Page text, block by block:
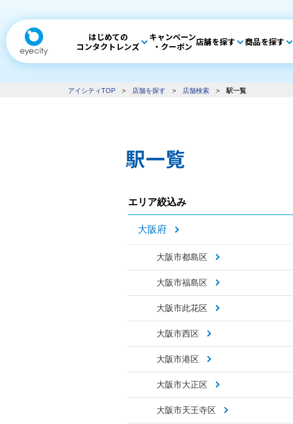
はじめての
コンタクトレンズ
キャンペーン
・クーポン 店舗を探す 商品を探す
アイシティTOP > 店舗を探す > 店舗検索 > 駅一覧
駅一覧
エリア絞込み
大阪府
大阪市都島区
大阪市福島区
大阪市此花区
大阪市西区
大阪市港区
大阪市大正区
大阪市天王寺区